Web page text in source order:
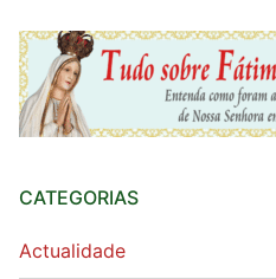
CATEGORIAS
Actualidade